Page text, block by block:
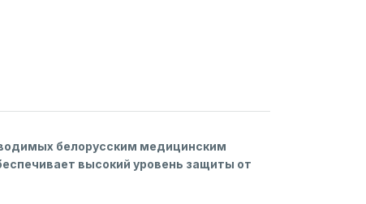
белорусским медицинским
высокий уровень защиты от